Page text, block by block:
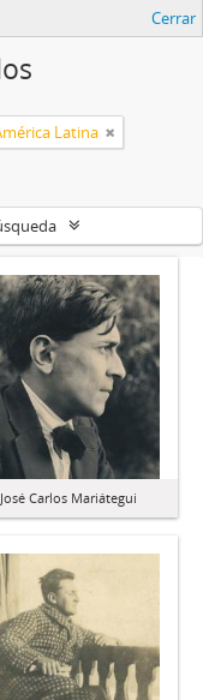
Cerrar
Latina
Carlos Mariátegui